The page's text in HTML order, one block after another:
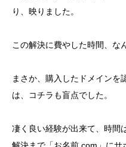
り、映りました。
この解決に費やした時間、
まさか、購入したドメインを
は、コチラも盲点でした。
凄く良い経験が出来て、時間